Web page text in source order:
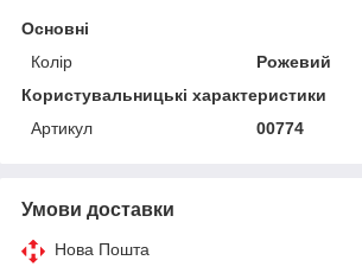
Основні
Колір
Рожевий
Користувальницькі характеристики
Артикул
00774
Умови доставки
Нова Пошта